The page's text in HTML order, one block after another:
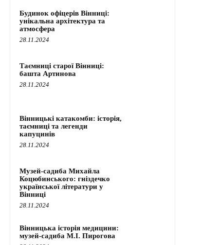
Будинок офіцерів Вінниці:
унікальна архітектура та
атмосфера
28.11.2024
Таємниці старої Вінниці:
башта Артинова
28.11.2024
Вінницькі катакомби: історія,
таємниці та легенди
капуцинів
28.11.2024
Музей-садиба Михайла
Коцюбинського: гніздечко
української літератури у
Вінниці
28.11.2024
Вінницька історія медицини:
музей-садиба М.І. Пирогова